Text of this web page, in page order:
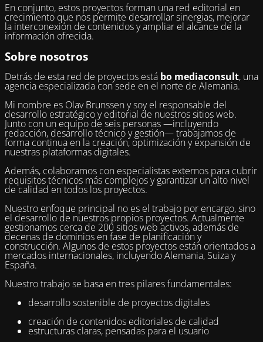
En conjunto, estos proyectos forman una red editorial en
crecimiento que nos permite desarrollar sinergias, mejorar
la interconexión de contenidos y ampliar el alcance de la
información ofrecida.
Sobre nosotros
Detrás de esta red de proyectos está bo mediaconsult, una
agencia especializada con sede en el norte de Alemania.
Mi nombre es Olav Brunssen y soy el responsable del
desarrollo estratégico y editorial de nuestros sitios web.
Junto con un equipo de seis personas —incluyendo
redacción, desarrollo técnico y gestión— trabajamos de
forma continua en la creación, optimización y expansión de
nuestras plataformas digitales.
Además, colaboramos con especialistas externos para cubrir
requisitos técnicos más complejos y garantizar un alto nivel
de calidad en todos los proyectos.
Nuestro enfoque principal no es el trabajo por encargo, sino
el desarrollo de nuestros propios proyectos. Actualmente
gestionamos cerca de 200 sitios web activos, además de
decenas de dominios en fase de planificación y
construcción. Algunos de estos proyectos están orientados a
mercados internacionales, incluyendo Alemania, Suiza y
España.
Nuestro trabajo se basa en tres pilares fundamentales:
desarrollo sostenible de proyectos digitales
creación de contenidos editoriales de calidad
estructuras claras, pensadas para el usuario